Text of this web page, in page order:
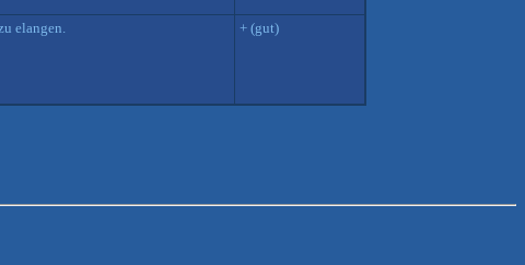
elangen. + (gut)